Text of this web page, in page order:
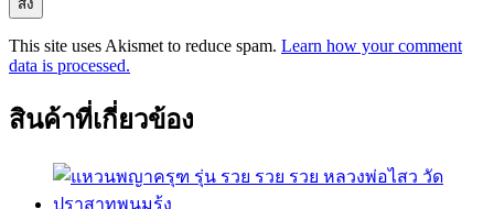
This site uses Akismet to reduce spam. Learn how your comment
data is processed.
สินค้าที่เกี่ยวข้อง